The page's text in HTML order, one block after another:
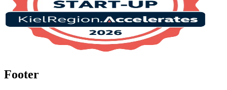
Footer